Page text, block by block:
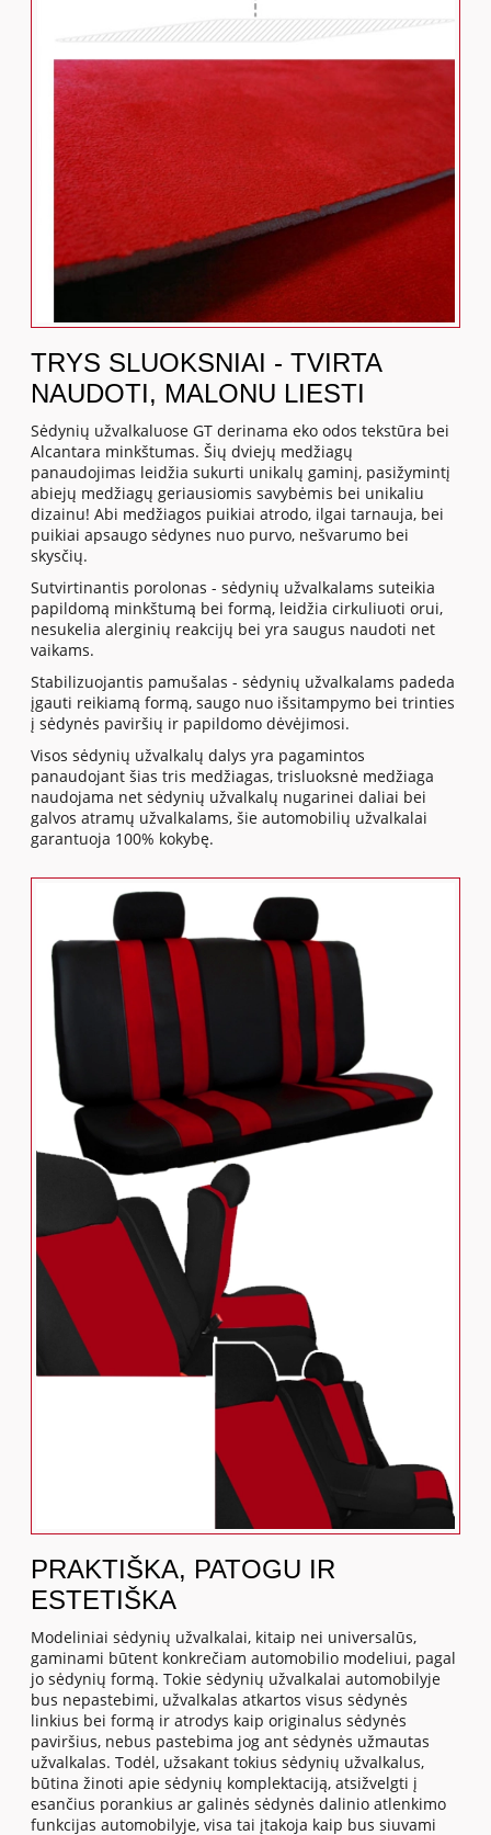
TRYS SLUOKSNIAI - TVIRTA
NAUDOTI, MALONU LIESTI
Sėdynių užvalkaluose GT derinama eko odos tekstūra bei
Alcantara minkštumas. Šių dviejų medžiagų
panaudojimas leidžia sukurti unikalų gaminį, pasižymintį
abiejų medžiagų geriausiomis savybėmis bei unikaliu
dizainu! Abi medžiagos puikiai atrodo, ilgai tarnauja, bei
puikiai apsaugo sėdynes nuo purvo, nešvarumo bei
skysčių.
Sutvirtinantis porolonas - sėdynių užvalkalams suteikia
papildomą minkštumą bei formą, leidžia cirkuliuoti orui,
nesukelia alerginių reakcijų bei yra saugus naudoti net
vaikams.
Stabilizuojantis pamušalas - sėdynių užvalkalams padeda
įgauti reikiamą formą, saugo nuo išsitampymo bei trinties
į sėdynės paviršių ir papildomo dėvėjimosi.
Visos sėdynių užvalkalų dalys yra pagamintos
panaudojant šias tris medžiagas, trisluoksnė medžiaga
naudojama net sėdynių užvalkalų nugarinei daliai bei
galvos atramų užvalkalams, šie automobilių užvalkalai
garantuoja 100% kokybę.
PRAKTIŠKA, PATOGU IR
ESTETIŠKA
Modeliniai sėdynių užvalkalai, kitaip nei universalūs,
gaminami būtent konkrečiam automobilio modeliui, pagal
jo sėdynių formą. Tokie sėdynių užvalkalai automobilyje
bus nepastebimi, užvalkalas atkartos visus sėdynės
linkius bei formą ir atrodys kaip originalus sėdynės
paviršius, nebus pastebima jog ant sėdynės užmautas
užvalkalas. Todėl, užsakant tokius sėdynių užvalkalus,
būtina žinoti apie sėdynių komplektaciją, atsižvelgti į
esančius porankius ar galinės sėdynės dalinio atlenkimo
funkcijas automobilyje, visa tai įtakoja kaip bus siuvami